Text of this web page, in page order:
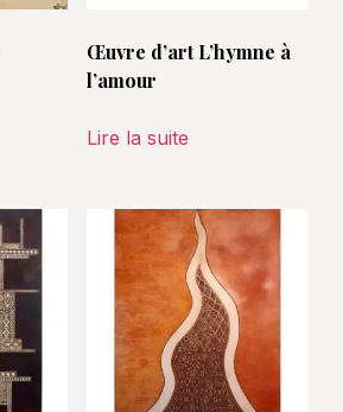
Œuvre d’art L’hymne à
l’amour
Lire la suite